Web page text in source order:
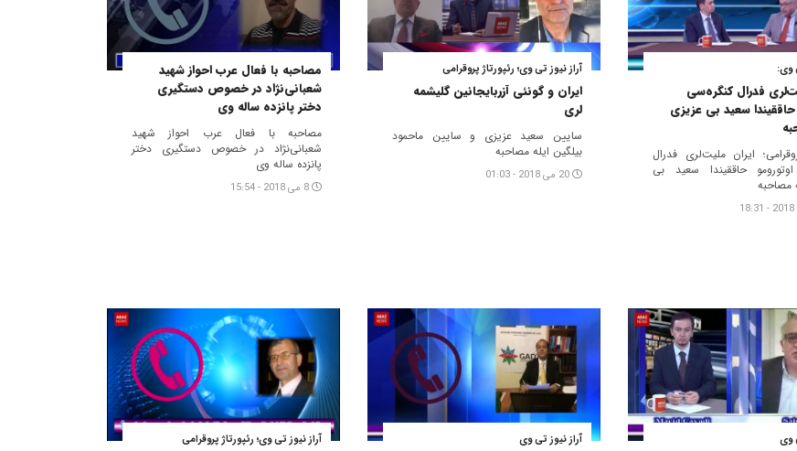
وی:
فدرال کنگره‌سی
حاققیندا سعید بی عزیزی
ایران ملیت‌لری فدرال
حاققیندا سعید بی
مصاحبه
آراز نیوز تی وی؛ رئپورتاژ پروقرامی
ایران و گونئی آزربایجانین گلیشمه
لری
سایین سعید عزیزی و سایین ماحمود
بیلگین ایله مصاحبه
20 می 2018 - 01:03
مصاحبه با فعال عرب احواز شهید
شعبانی‌‌نژاد در خصوص دستگیری
دختر پانزده ساله وی
مصاحبه با فعال عرب احواز شهید
شعبانی‌‌نژاد در خصوص دستگیری دختر
پانزده ساله وی
8 می 2018 - 15:54
وی آراز نیوز تی وی آراز نیوز تی وی؛ رئپورتاژ پروقرامی